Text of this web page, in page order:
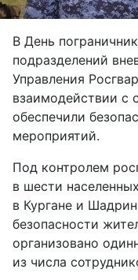
В День
подразделений
Управления
взаимодействии с
обеспечили
мероприятий.
Под контролем
в шести
в Кургане и
безопасности
организовано
из числа